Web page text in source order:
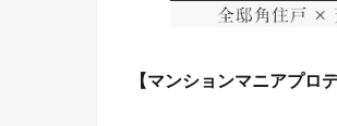
【マンションマニアプロ